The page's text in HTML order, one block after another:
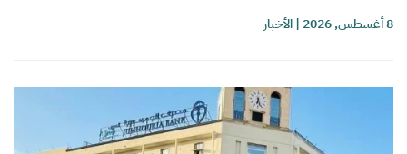
8 أغسطس, 2026 |الأخبار